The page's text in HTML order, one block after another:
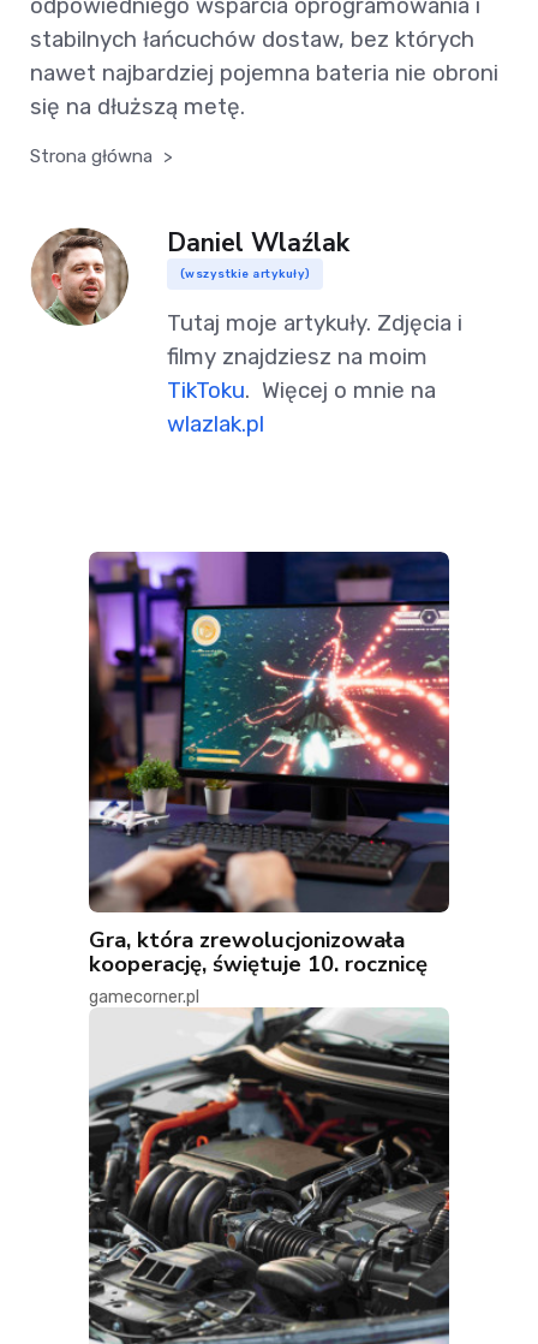
stabilnych łańcuchów dostaw, bez których
nawet najbardziej pojemna bateria nie obroni
się na dłuższą metę.
Strona główna >
Daniel Wlaźlak
(wszystkie artykuły)
Tutaj moje artykuły. Zdjęcia i
filmy znajdziesz na moim
TikToku. Więcej o mnie na
wlazlak.pl
Gra, która zrewolucjonizowała
kooperację, świętuje 10. rocznicę
gamecorner.pl